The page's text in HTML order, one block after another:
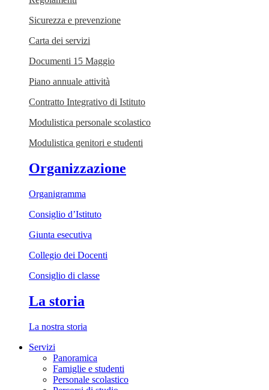
Sicurezza e prevenzione
Carta dei servizi
Documenti 15 Maggio
Piano annuale attività
Contratto Integrativo di Istituto
Modulistica personale scolastico
Modulistica genitori e studenti
Organizzazione
Organigramma
Consiglio d’Istituto
Giunta esecutiva
Collegio dei Docenti
Consiglio di classe
La storia
La nostra storia
Servizi
Panoramica
Famiglie e studenti
Personale scolastico